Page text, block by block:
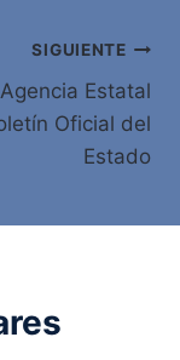
SIGUIENTE
Agencia Estatal
Oficial del
Estado